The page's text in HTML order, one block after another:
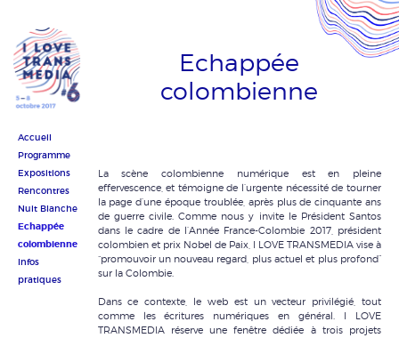
Accueil
Programme
Expositions
Rencontres
Nuit Blanche
Echappée
colombienne
Infos
pratiques
Echappée
colombienne
La scène colombienne numérique est en pleine
effervescence, et témoigne de l’urgente nécessité de tourner
la page d’une époque troublée, après plus de cinquante ans
de guerre civile. Comme nous y invite le Président Santos
dans le cadre de l’Année France-Colombie 2017, président
colombien et prix Nobel de Paix, I LOVE TRANSMEDIA vise à
“promouvoir un nouveau regard, plus actuel et plus profond”
sur la Colombie.
Dans ce contexte, le web est un vecteur privilégié, tout
comme les écritures numériques en général. I LOVE
TRANSMEDIA réserve une fenêtre dédiée à trois projets